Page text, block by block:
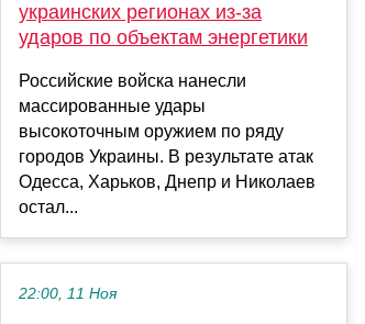
украинских регионах из-за
ударов по объектам энергетики
Российские войска нанесли
массированные удары
высокоточным оружием по ряду
городов Украины. В результате атак
Одесса, Харьков, Днепр и Николаев
остал...
22:00, 11 Ноя